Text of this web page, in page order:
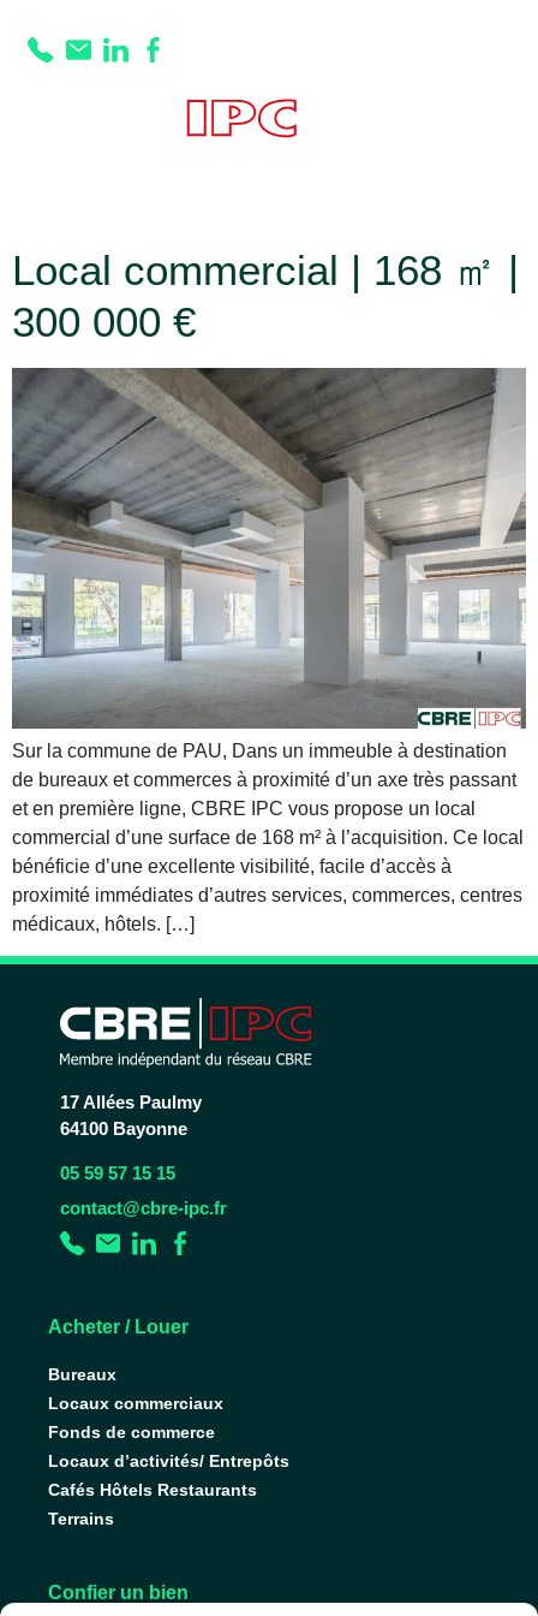
Prestation :
Nombreuses
Local commercial | 168 ㎡ |
300 000 €
Sur la commune de PAU, Dans un immeuble à destination
de bureaux et commerces à proximité d’un axe très passant
et en première ligne, CBRE IPC vous propose un local
commercial d’une surface de 168 m² à l’acquisition. Ce local
bénéficie d’une excellente visibilité, facile d’accès à
proximité immédiates d’autres services, commerces, centres
médicaux, hôtels. […]
17 Allées Paulmy
64100 Bayonne
05 59 57 15 15
contact@cbre-ipc.fr
Acheter / Louer
Bureaux
Locaux commerciaux
Fonds de commerce
Locaux d’activités/ Entrepôts
Cafés Hôtels Restaurants
Terrains
Confier un bien